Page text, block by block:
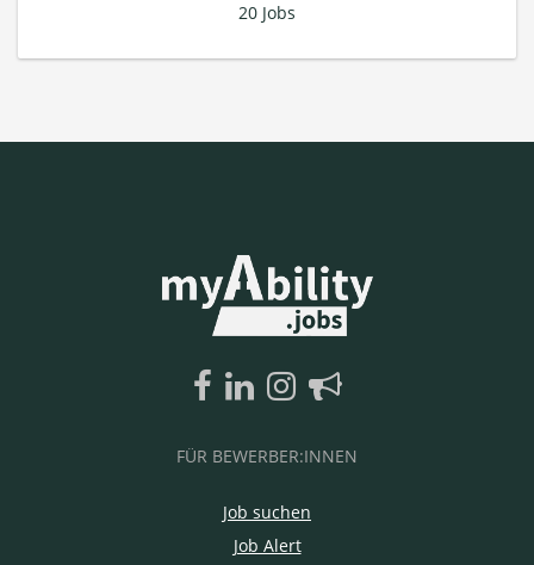
20 Jobs
FÜR BEWERBER:INNEN
Job suchen
Job Alert